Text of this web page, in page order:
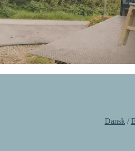
Dansk​​​​‌ ‍ ​‍​‍‌‍ ‌ ​‍‌‍‍‌‌‍‌ ‌‍‍‌‌‍ ‍​‍​‍​ ‍‍​‍​‍‌ ​ ‌‍​‌‌‍ ‍‌‍‍‌‌ ‌​‌ ‍‌​‍ ‍‌‍‍‌‌‍ ​‍​‍​‍ ​​‍​‍‌‍‍​‌ ​‍‌‍‌‌‌‍‌‍​‍​‍​ ‍‍​‍​‍‌‍‍​‌ ‌​‌ ‌​‌ ​​‌ ​ ​ ‍‍​‍ ​‍ ‌ ‌​‌ ‌‌​‍ ‍‌ ​ ‌‍​‌‌‍ ‍‌‍‍‌‌ ‌​‌ ‍‌​‍ ‍‌ ​ ‌ ‌​‌ ‌‌‌‍‌​‌‍‍‌‌‍ ​‍ ‌‍‍‌‌‍ ‍‌ ‌​‌‍‌‌‌‍ ‍‌ ‌​​‍ ‌‍‌‌‌‍‌​‌‍‍‌‌ ‌​​‍ ‌‍ ‌‌‍ ‌‍‌​‌‍‌‌​ ‌‌ ​​‌ ​‍‌‍‌‌‌ ​ ‌‍‌‌‌‍ ‍‌ ‌​‌‍​‌‌ ‌​‌‍‍‌‌‍ ‌‍ ‍​ ‍ ‌‍‍‌‌‍‌​​ ‌‌‍‌‍‌‍ ‌‍ ‌ ‌​‌‍‌‌‌ ​‍​‍ ‌‌‍‌​‌‍​‌​ ‍ ‌ ‌​‌ ‍‌‌ ​​‌‍‌‌​ ‌‌‍‌‍‌‍ ‌‍ ‌ ‌​‌‍‌‌‌ ​‍​ ‍ ‌ ​​‌‍​‌‌ ‌​‌‍‍​​ ‌‌‍​ ‌‍ ‌‍ ​‌ ‌‌‌‍ ‌‌‍ ‍‌ ​ ​‍‌‌​ ‌‌‌​​‍‌‌ ‌‍‍ ‌‍‌‌‌ ‍‌​‍‌‌​ ​ ‌​‌​​‍‌‌​ ​ ‌​‌​​‍‌‌​ ​‍​ ​‍‌‍​‌​ ‌‌​ ​‌​ ‌‍​ ‍‌​ ​ ​ ‍​​ ​‍​‍‌‌​ ​‍​ ​‍​‍‌‌​ ‌‌‌​‌​​‍ ‍‌‍​‍‌‍ ‌‍‌​‌ ‍‌​‍‌‌​ ‌‌‌​​‍‌‌ ‌‍‍ ‌‍‌‌‌ ‍‌​‍‌‌​ ​ ‌​‌​​‍‌‌​ ​ ‌​‌​​‍‌‌​ ​‍​ ​‍​ ​‍​ ‍​​ ​ ‌‍​ ​ ​‌​ ​‍​ ‌ ‌‍​ ​‍‌‌​ ​‍​ ​‍​‍‌‌​ ‌‌‌​‌​​‍ ‍‌‍​ ‌‍‍​‌‍‍‌‌‍ ​‌‍‌​‌ ​‍‌‍‌‌‌‍ ‍​‍‌‌​ ‌‌‌​​‍‌‌ ‌‍‍ ‌‍‌‌‌ ‍‌​‍‌‌​ ​ ‌​‌​​‍‌‌​ ​ ‌​‌​​‍‌‌​ ​‍​ ​‍‌‍‌‍‌‍‌​‌‍‌​​ ​​‌‍‌‍​ ‍‌​ ‌‌​ ‌​​‍‌‌​ ​‍​ ​‍​‍‌‌​ ‌‌‌​‌​​‍ ‍‌ ‌​‌‍‌‌‌ ‍​‌ ‌​​ ‌‍​‍‌‍​‌‌ ​ ‌‍‌‌‌‌‌‌‌ ​‍‌‍ ​​ ‌‌‍‍​‌ ‌​‌ ‌​‌ ​​‌ ​ ​‍‌‌​ ​ ‌​​‌​‍‌‌​ ​‍‌​‌‍​‍‌‌​ ​‍‌​‌‍‌ ‌​‌ ‌‌​‍ ‍‌ ​ ‌‍​‌‌‍ ‍‌‍‍‌‌ ‌​‌ ‍‌​‍ ‍‌ ​ ‌ ‌​‌ ‌‌‌‍‌​‌‍‍‌‌‍ ​‍‌‍‌‍‍‌‌‍‌​​ ‌‌‍‌‍‌‍ ‌‍ ‌ ‌​‌‍‌‌‌ ​‍​‍ ‌‌‍‌​‌‍​‌​‍‌‍‌ ‌​‌ ‍‌‌ ​​‌‍‌‌​ ‌‌‍‌‍‌‍ ‌‍ ‌ ‌​‌‍‌‌‌ ​‍​‍‌‍‌ ​​‌‍​‌‌ ‌​‌‍‍​​ ‌‌‍​ ‌‍ ‌‍ ​‌ ‌‌‌‍ ‌‌‍ ‍‌ ​ ​‍‌‌​ ‌‌‌​​‍‌‌ ‌‍‍ ‌‍‌‌‌ ‍‌​‍‌‌​ ​ ‌​‌​​‍‌‌​ ​ ‌​‌​​‍‌‌​ ​‍​ ​‍‌‍​‌​ ‌‌​ ​‌​ ‌‍​ ‍‌​ ​ ​ ‍​​ ​‍​‍‌‌​ ​‍​ ​‍​‍‌‌​ ‌‌‌​‌​​‍ ‍‌‍​‍‌‍ ‌‍‌​‌ ‍‌​‍‌‌​ ‌‌‌​​‍‌‌ ‌‍‍ ‌‍‌‌‌ ‍‌​‍‌‌​ ​ ‌​‌​​‍‌‌​ ​ ‌​‌​​‍‌‌​ ​‍​ ​‍​ ​‍​ ‍​​ ​ ‌‍​ ​ ​‌​ ​‍​ ‌ ‌‍​ ​‍‌‌​ ​‍​ ​‍​‍‌‌​ ‌‌‌​‌​​‍ ‍‌‍​ ‌‍‍​‌‍‍‌‌‍ ​‌‍‌​‌ ​‍‌‍‌‌‌‍ ‍​‍‌‌​ ‌‌‌​​‍‌‌ ‌‍‍ ‌‍‌‌‌ ‍‌​‍‌‌​ ​ ‌​‌​​‍‌‌​ ​ ‌​‌​​‍‌‌​ ​‍​ ​‍‌‍‌‍‌‍‌​‌‍‌​​ ​​‌‍‌‍​ ‍‌​ ‌‌​ ‌​​‍‌‌​ ​‍​ ​‍​‍‌‌​ ‌‌‌​‌​​‍ ‍‌ ‌​‌‍‌‌‌ ‍​‌ ‌​​‍‌‍‌ ​​‌‍‌‌‌ ​‍‌ ​ ‌ ​​‌‍‌‌‌‍​ ‌ ‌​‌‍‍‌‌ ‌‍‌‍‌‌​ ‌‌ ​​‌ ‌‌‌‍​‍‌‍ ​‌‍‍‌‌ ​ ‌‍‍​‌‍‌‌‌‍‌​​‍​‍‌ ‌ / ​​​​‌ ‍ ​‍​‍‌‍ ‌ ​‍‌‍‍‌‌‍‌ ‌‍‍‌‌‍ ‍​‍​‍​ ‍‍​‍​‍‌ ​ ‌‍​‌‌‍ ‍‌‍‍‌‌ ‌​‌ ‍‌​‍ ‍‌‍‍‌‌‍ ​‍​‍​‍ ​​‍​‍‌‍‍​‌ ​‍‌‍‌‌‌‍‌‍​‍​‍​ ‍‍​‍​‍‌‍‍​‌ ‌​‌ ‌​‌ ​​‌ ​ ​ ‍‍​‍ ​‍ ‌ ‌​‌ ‌‌​‍ ‍‌ ​ ‌‍​‌‌‍ ‍‌‍‍‌‌ ‌​‌ ‍‌​‍ ‍‌ ​ ‌ ‌​‌ ‌‌‌‍‌​‌‍‍‌‌‍ ​‍ ‌‍‍‌‌‍ ‍‌ ‌​‌‍‌‌‌‍ ‍‌ ‌​​‍ ‌‍‌‌‌‍‌​‌‍‍‌‌ ‌​​‍ ‌‍ ‌‌‍ ‌‍‌​‌‍‌‌​ ‌‌ ​​‌ ​‍‌‍‌‌‌ ​ ‌‍‌‌‌‍ ‍‌ ‌​‌‍​‌‌ ‌​‌‍‍‌‌‍ ‌‍ ‍​ ‍ ‌‍‍‌‌‍‌​​ ‌‌‍‌‍‌‍ ‌‍ ‌ ‌​‌‍‌‌‌ ​‍​‍ ‌‌‍‌​‌‍​‌​ ‍ ‌ ‌​‌ ‍‌‌ ​​‌‍‌‌​ ‌‌‍‌‍‌‍ ‌‍ ‌ ‌​‌‍‌‌‌ ​‍​ ‍ ‌ ​​‌‍​‌‌ ‌​‌‍‍​​ ‌‌‍​ ‌‍ ‌‍ ​‌ ‌‌‌‍ ‌‌‍ ‍‌ ​ ​‍‌‌​ ‌‌‌​​‍‌‌ ‌‍‍ ‌‍‌‌‌ ‍‌​‍‌‌​ ​ ‌​‌​​‍‌‌​ ​ ‌​‌​​‍‌‌​ ​‍​ ​‍‌‍​‌​ ‌‌​ ​‌​ ‌‍​ ‍‌​ ​ ​ ‍​​ ​‍​‍‌‌​ ​‍​ ​‍​‍‌‌​ ‌‌‌​‌​​‍ ‍‌‍​‍‌‍ ‌‍‌​‌ ‍‌​‍‌‌​ ‌‌‌​​‍‌‌ ‌‍‍ ‌‍‌‌‌ ‍‌​‍‌‌​ ​ ‌​‌​​‍‌‌​ ​ ‌​‌​​‍‌‌​ ​‍​ ​‍​ ​‍​ ‍​​ ​ ‌‍​ ​ ​‌​ ​‍​ ‌ ‌‍​ ​‍‌‌​ ​‍​ ​‍​‍‌‌​ ‌‌‌​‌​​‍ ‍‌‍​ ‌‍‍​‌‍‍‌‌‍ ​‌‍‌​‌ ​‍‌‍‌‌‌‍ ‍​‍‌‌​ ‌‌‌​​‍‌‌ ‌‍‍ ‌‍‌‌‌ ‍‌​‍‌‌​ ​ ‌​‌​​‍‌‌​ ​ ‌​‌​​‍‌‌​ ​‍​ ​‍​ ‌‌​ ‌ ‌‍​ ​ ‍‌​ ​ ​ ‌ ‌‍​ ​ ‌‌​‍‌‌​ ​‍​ ​‍​‍‌‌​ ‌‌‌​‌​​‍ ‍‌ ‌​‌‍‌‌‌ ‍​‌ ‌​​ ‌‍​‍‌‍​‌‌ ​ ‌‍‌‌‌‌‌‌‌ ​‍‌‍ ​​ ‌‌‍‍​‌ ‌​‌ ‌​‌ ​​‌ ​ ​‍‌‌​ ​ ‌​​‌​‍‌‌​ ​‍‌​‌‍​‍‌‌​ ​‍‌​‌‍‌ ‌​‌ ‌‌​‍ ‍‌ ​ ‌‍​‌‌‍ ‍‌‍‍‌‌ ‌​‌ ‍‌​‍ ‍‌ ​ ‌ ‌​‌ ‌‌‌‍‌​‌‍‍‌‌‍ ​‍‌‍‌‍‍‌‌‍‌​​ ‌‌‍‌‍‌‍ ‌‍ ‌ ‌​‌‍‌‌‌ ​‍​‍ ‌‌‍‌​‌‍​‌​‍‌‍‌ ‌​‌ ‍‌‌ ​​‌‍‌‌​ ‌‌‍‌‍‌‍ ‌‍ ‌ ‌​‌‍‌‌‌ ​‍​‍‌‍‌ ​​‌‍​‌‌ ‌​‌‍‍​​ ‌‌‍​ ‌‍ ‌‍ ​‌ ‌‌‌‍ ‌‌‍ ‍‌ ​ ​‍‌‌​ ‌‌‌​​‍‌‌ ‌‍‍ ‌‍‌‌‌ ‍‌​‍‌‌​ ​ ‌​‌​​‍‌‌​ ​ ‌​‌​​‍‌‌​ ​‍​ ​‍‌‍​‌​ ‌‌​ ​‌​ ‌‍​ ‍‌​ ​ ​ ‍​​ ​‍​‍‌‌​ ​‍​ ​‍​‍‌‌​ ‌‌‌​‌​​‍ ‍‌‍​‍‌‍ ‌‍‌​‌ ‍‌​‍‌‌​ ‌‌‌​​‍‌‌ ‌‍‍ ‌‍‌‌‌ ‍‌​‍‌‌​ ​ ‌​‌​​‍‌‌​ ​ ‌​‌​​‍‌‌​ ​‍​ ​‍​ ​‍​ ‍​​ ​ ‌‍​ ​ ​‌​ ​‍​ ‌ ‌‍​ ​‍‌‌​ ​‍​ ​‍​‍‌‌​ ‌‌‌​‌​​‍ ‍‌‍​ ‌‍‍​‌‍‍‌‌‍ ​‌‍‌​‌ ​‍‌‍‌‌‌‍ ‍​‍‌‌​ ‌‌‌​​‍‌‌ ‌‍‍ ‌‍‌‌‌ ‍‌​‍‌‌​ ​ ‌​‌​​‍‌‌​ ​ ‌​‌​​‍‌‌​ ​‍​ ​‍​ ‌‌​ ‌ ‌‍​ ​ ‍‌​ ​ ​ ‌ ‌‍​ ​ ‌‌​‍‌‌​ ​‍​ ​‍​‍‌‌​ ‌‌‌​‌​​‍ ‍‌ ‌​‌‍‌‌‌ ‍​‌ ‌​​‍‌‍‌ ​​‌‍‌‌‌ ​‍‌ ​ ‌ ​​‌‍‌‌‌‍​ ‌ ‌​‌‍‍‌‌ ‌‍‌‍‌‌​ ‌‌ ​​‌ ‌‌‌‍​‍‌‍ ​‌‍‍‌‌ ​ ‌‍‍​‌‍‌‌‌‍‌​​‍​‍‌ ‌English​​​​‌